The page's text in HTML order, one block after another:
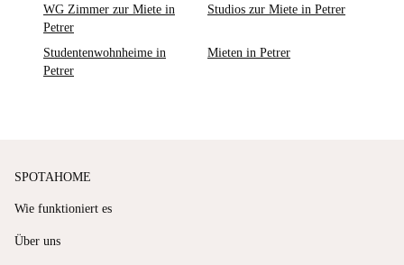
WG Zimmer zur Miete in
Petrer
Studios zur Miete in Petrer
Studentenwohnheime in
Petrer
Mieten in Petrer
SPOTAHOME
Wie funktioniert es
Über uns